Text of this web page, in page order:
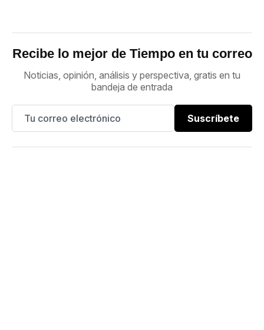
Recibe lo mejor de Tiempo en tu correo
Noticias, opinión, análisis y perspectiva, gratis en tu
bandeja de entrada
Suscríbete